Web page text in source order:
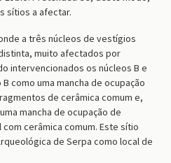
sítios a afectar.
a três núcleos de vestígios
muito afectados por
intervencionados os núcleos B e
como uma mancha de ocupação
de cerâmica comum e,
mancha de ocupação de
cerâmica comum. Este sítio
de Serpa como local de